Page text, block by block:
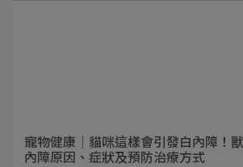
寵物健康｜貓咪這樣會引發白內障！
內障原因、症狀及預防治療方式